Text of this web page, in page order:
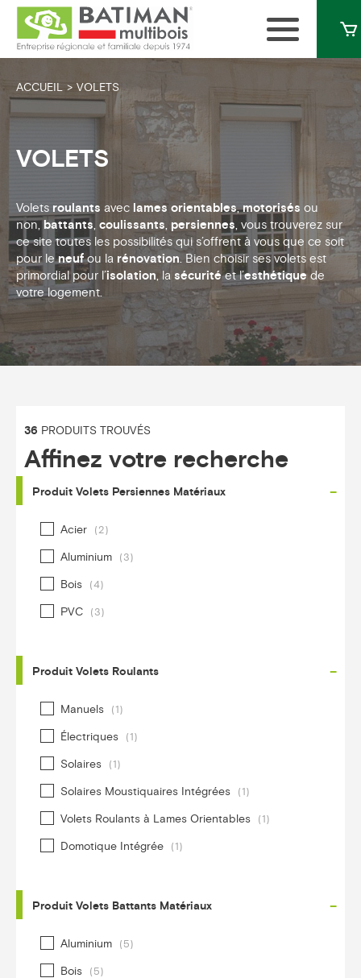
ACCUEIL VOLETS
VOLETS
Volets roulants avec lames orientables,motorisés ou
non,battants, coulissants, persiennes, vous trouverez sur
ce site toutes les possibilités qui s’offrent à vous que ce soit
pour leneufou la rénovation. Bien choisir ses volets est
primordial pour l’isolation, la sécuritéet l’esthétiquede
votre logement.
36 PRODUITS TROUVÉS
Affinez votre recherche
Produit Volets Persiennes Matériaux -
Acier (2)
Aluminium (3)
Bois (4)
PVC (3)
Produit Volets Roulants -
Manuels (1)
Électriques (1)
Solaires (1)
Solaires Moustiquaires Intégrées (1)
Volets Roulants à Lames Orientables (1)
Domotique Intégrée (1)
Produit Volets Battants Matériaux -
Aluminium (5)
Bois (5)